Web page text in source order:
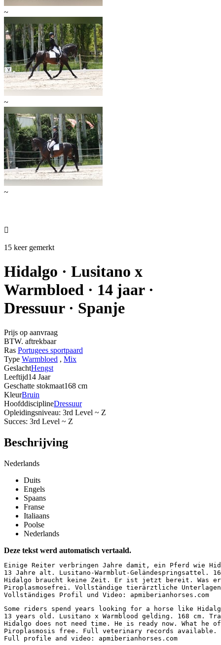
~
~
~

15 keer gemerkt
Hidalgo · Lusitano x
Warmbloed · 14 jaar ·
Dressuur · Spanje
Prijs op aanvraag
BTW. aftrekbaar
Ras Portugees sportpaard
Type Warmbloed , Mix
GeslachtHengst
Leeftijd14 Jaar
Geschatte stokmaat168 cm
KleurBruin
HoofddisciplineDressuur
Opleidingsniveau: 3rd Level ~ Z
Succes: 3rd Level ~ Z
Beschrijving
Nederlands
Duits
Engels
Spaans
Franse
Italiaans
Poolse
Nederlands
Deze tekst werd automatisch vertaald.
Einige Reiter verbringen Jahre damit, ein Pferd wie
13 Jahre alt. Lusitano-Warmblut-Geländespringsattel.
Hidalgo braucht keine Zeit. Er ist jetzt bereit. Was
Piroplasmosefrei. Vollständige tierärztliche
Vollständiges Profil und Video: apmiberianhorses.com
Some riders spend years looking for a horse like
13 years old. Lusitano x Warmblood gelding. 168
Hidalgo does not need time. He is ready now. What
Piroplasmosis free. Full veterinary records available.
Full profile and video: apmiberianhorses.com